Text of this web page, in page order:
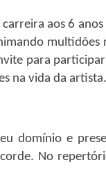
aos 6
multidões
para
na vida da artista.
domínio e
No